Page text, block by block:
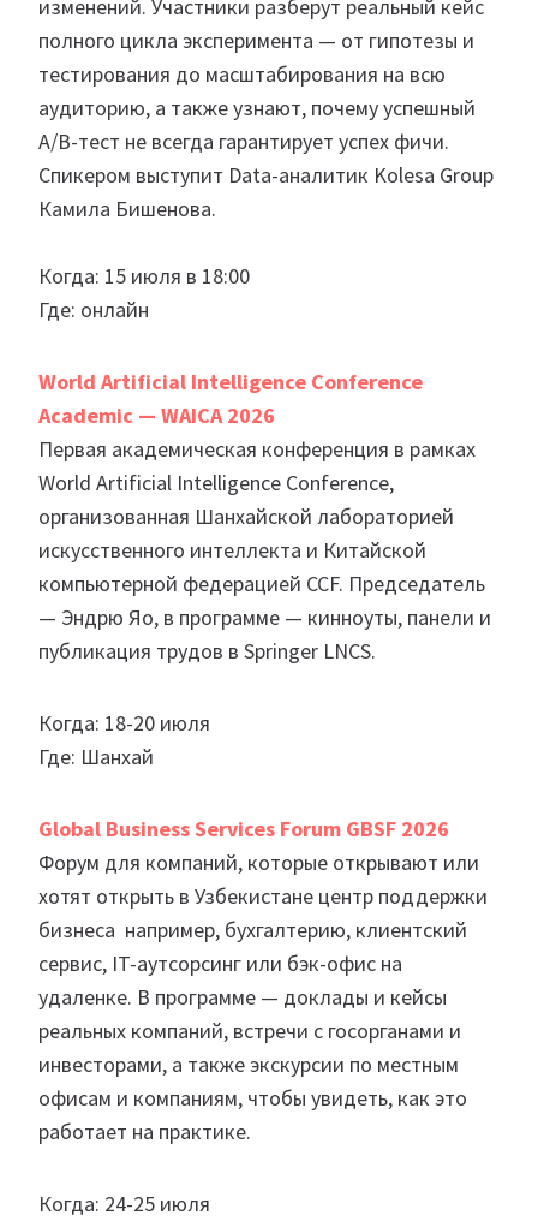
изменений. Участники разберут реальный кейс
полного цикла эксперимента — от гипотезы и
тестирования до масштабирования на всю
аудиторию, а также узнают, почему успешный
A/B-тест не всегда гарантирует успех фичи.
Спикером выступит Data-аналитик Kolesa Group
Камила Бишенова.
Когда: 15 июля в 18:00
Где: онлайн
World Artificial Intelligence Conference
Academic — WAICA 2026
Первая академическая конференция в рамках
World Artificial Intelligence Conference,
организованная Шанхайской лабораторией
искусственного интеллекта и Китайской
компьютерной федерацией CCF. Председатель
— Эндрю Яо, в программе — кинноуты, панели и
публикация трудов в Springer LNCS.
Когда: 18-20 июля
Где: Шанхай
Global Business Services Forum GBSF 2026
Форум для компаний, которые открывают или
хотят открыть в Узбекистане центр поддержки
бизнеса например, бухгалтерию, клиентский
сервис, IT-аутсорсинг или бэк-офис на
удаленке. В программе — доклады и кейсы
реальных компаний, встречи с госорганами и
инвесторами, а также экскурсии по местным
офисам и компаниям, чтобы увидеть, как это
работает на практике.
Когда: 24-25 июля